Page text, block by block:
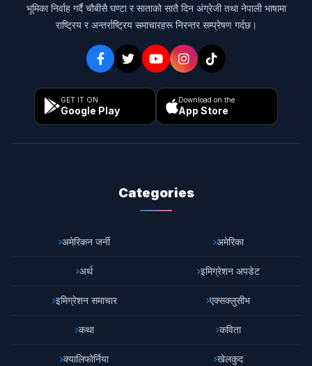
भूमिका निर्वाह गर्दै चौबीसै घण्टा र साताको सातै दिन अंग्रेजी तथा नेपाली भाषामा
राष्ट्रिय र अन्तर्राष्ट्रिय समाचारहरू निरन्तर सम्प्रेषण गर्दछ।
GET IT ON
Google Play
Download on the
App Store
Categories
अमेरिकन जर्नी अमेरिका
अर्थ इमिग्रेशन अपडेट
इमिग्रेशन समाचार एक्सक्लुसीभ
कथा कविता
क्यालिफोर्निया खेलकुद